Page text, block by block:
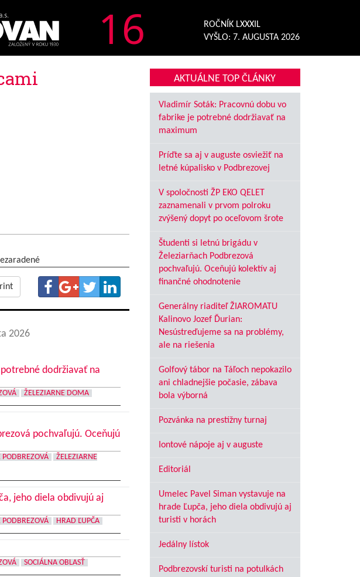
16
ROČNÍK LXXXIL
VYŠLO: 7. AUGUSTA 2026
2026
dodržiavať na
ŽELEZIARNE DOMA
pochvaľujú. Oceňujú
PODBREZOVÁ
ŽELEZIARNE
jeho diela obdivujú aj
PODBREZOVÁ HRAD ĽUPČA
SOCIÁLNA OBLASŤ
AKTUÁLNE TOP ČLÁNKY
Vladimír Soták: Pracovnú dobu vo
fabrike je potrebné dodržiavať na
maximum
Príďte sa aj v auguste osviežiť na
letné kúpalisko v Podbrezovej
V spoločnosti ŽP EKO QELET
zaznamenali v prvom polroku
zvýšený dopyt po oceľovom šrote
Študenti si letnú brigádu v
Železiarňach Podbrezová
pochvaľujú. Oceňujú kolektív aj
finančné ohodnotenie
Generálny riaditeľ ŽIAROMATU
Kalinovo Jozef Ďurian:
Nesústreďujeme sa na problémy,
ale na riešenia
Golfový tábor na Táľoch nepokazilo
ani chladnejšie počasie, zábava
bola výborná
Pozvánka na prestížny turnaj
Iontové nápoje aj v auguste
Editoriál
Umelec Pavel Siman vystavuje na
hrade Ľupča, jeho diela obdivujú aj
turisti v horách
Jedálny lístok
Podbrezovskí turisti na potulkách